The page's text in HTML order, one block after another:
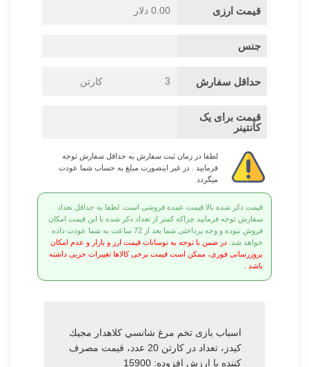
قیمت ارزی 0.00 دلار
جنس
حداقل سفارش 3 کارتن
قیمت برای یک
کانتینر
لطفا در زمان ثبت سفارش به حداقل سفارش توجه
فرمایید . در غیر اینصورت مبلغ به حساب شما عودت
میگردد
قیمت ذکر شده بالا قیمت عمده فروشی است. لطفا به حداقل تعداد
سفارش توجه فرمایید چراکه کمتر از تعداد ذکر شده با این قیمت امکان
فروش نبوده و وجه پرداختی شما بعد از 72 ساعت به شما عودت داده
خواهد شد. در ضمن با توجه به نوسانات قیمت ارز و بازار و عدم امکان
بروزرسانی فوری، ممکن است قیمت برخی کالاها تغییرات جزیی داشته
باشد .
اسباب بازی تخم مرغ شانسي كلاهدار مجيك
كيدز، تعداد در کارتن 20 عدد، قيمت مصرف
كننده با ارزش افزوده: 15900